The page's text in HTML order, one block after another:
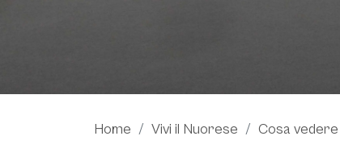
Home Vivi il Nuorese Cosa vedere